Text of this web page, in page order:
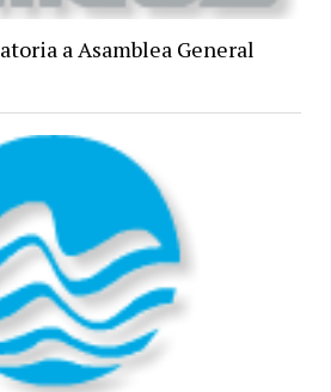
a Asamblea General